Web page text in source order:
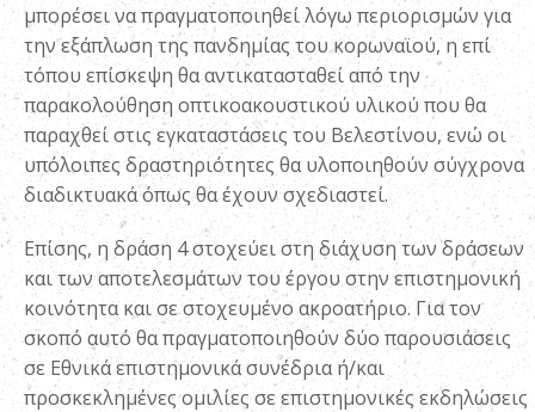
μπορέσει να πραγματοποιηθεί λόγω περιορισμών για
την εξάπλωση της πανδημίας του κορωναϊού, η επί
τόπου επίσκεψη θα αντικατασταθεί από την
παρακολούθηση οπτικοακουστικού υλικού που θα
παραχθεί στις εγκαταστάσεις του Βελεστίνου, ενώ οι
υπόλοιπες δραστηριότητες θα υλοποιηθούν σύγχρονα
διαδικτυακά όπως θα έχουν σχεδιαστεί.
Επίσης, η δράση 4 στοχεύει στη διάχυση των δράσεων
και των αποτελεσμάτων του έργου στην επιστημονική
κοινότητα και σε στοχευμένο ακροατήριο. Για τον
σκοπό αυτό θα πραγματοποιηθούν δύο παρουσιάσεις
σε Εθνικά επιστημονικά συνέδρια ή/και
προσκεκλημένες ομιλίες σε επιστημονικές εκδηλώσεις